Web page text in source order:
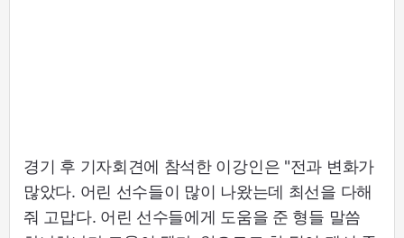
경기 후 기자회견에 참석한 이강인은 "전과 변화가
많았다. 어린 선수들이 많이 나왔는데 최선을 다해
줘 고맙다. 어린 선수들에게 도움을 준 형들 말씀